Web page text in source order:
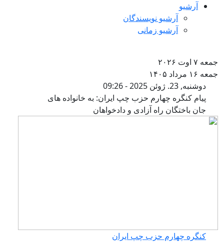
آرشیو
آرشیو نویسندگان
آرشیو زمانی
۷ اوت ۲۰۲۶
۱۶ مرداد ۱۴۰۵
پیام کنگره چهارم حزب چپ ایران:
دوشنبه, 23. ژوئن 2025 - 09:26
پیام کنگره چهارم حزب چپ ایران: به خانواده‌ های
جان ‌باختگان راه آزادی و دادخواهان
کنگره چهارم حزب چپ ایران